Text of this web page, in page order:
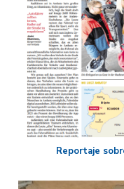
Reportaje